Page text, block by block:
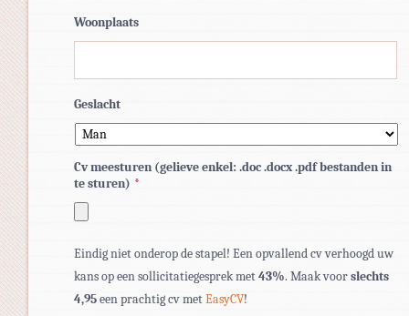
Woonplaats
Geslacht
Cv meesturen (gelieve enkel: .doc .docx .pdf bestanden in
te sturen) *
bestandstypen:
pdf,
doc,
Eindig niet onderop de stapel! Een opvallend cv verhoogd uw
kans op een sollicitatiegesprek met43%. Maak voorslechts
4,95een prachtig cv metEasyCV!